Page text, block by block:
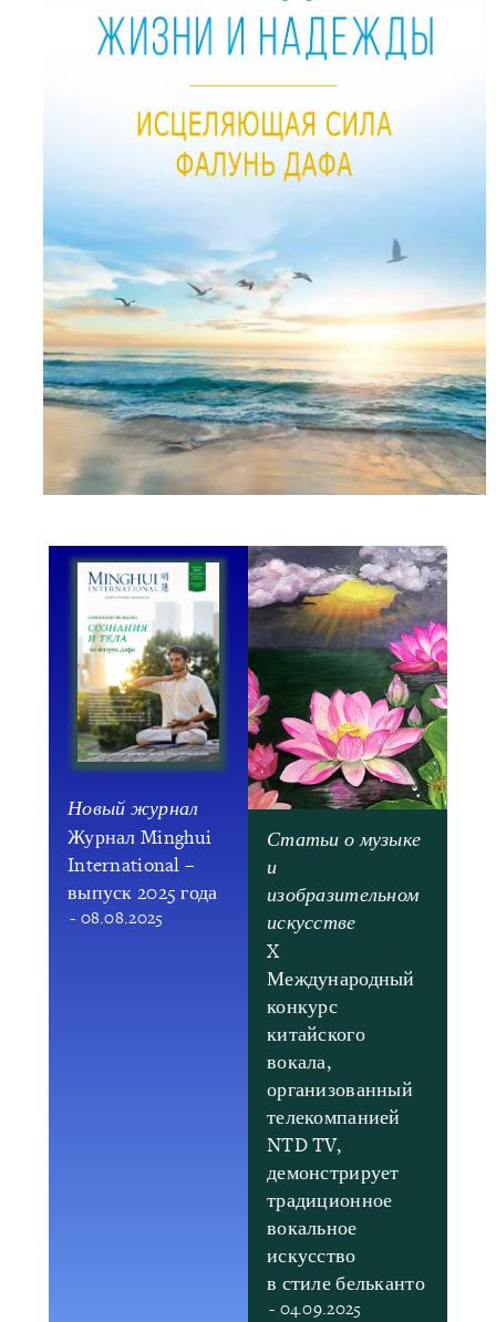
Последний
подкаст
Подкаст.
История
совершенствования
художника
Новый журнал
Журнал Minghui
International –
выпуск 2025 года
- 08.08.2025
Статьи о музыке
и
изобразительном
искусстве
X
Международный
конкурс
китайского
вокала,
организованный
телекомпанией
NTD TV,
демонстрирует
традиционное
вокальное
искусство
в стиле бельканто
- 04.09.2025